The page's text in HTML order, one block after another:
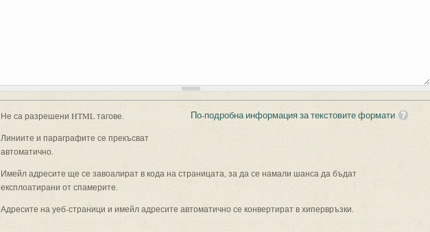
По-подробна информация за текстовите формати
Не са разрешени HTML тагове.
Линиите и параграфите се прекъсват
автоматично.
Имейл адресите ще се завоалират в кода на страницата, за да се намали шанса да бъдат
експлоатирани от спамерите.
Адресите на уеб-страници и имейл адресите автоматично се конвертират в хипервръзки.